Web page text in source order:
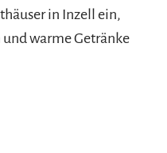
in Inzell ein,
warme Getränke